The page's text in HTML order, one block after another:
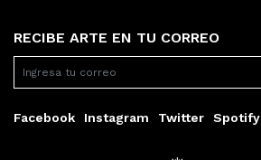
RECIBE ARTE EN TU CORREO
Facebook Instagram Twitter Spotify